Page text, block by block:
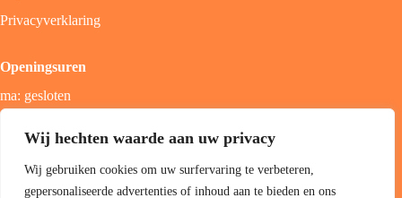
Wij hechten waarde aan uw privacy
Wij gebruiken cookies om uw surfervaring te verbeteren,
gepersonaliseerde advertenties of inhoud aan te bieden en ons
Privacyverklaring
Openingsuren
ma: gesloten
zon; gesloten